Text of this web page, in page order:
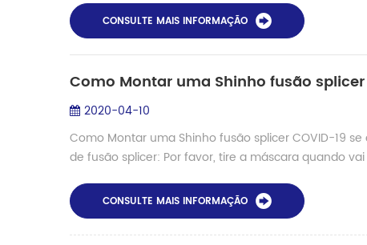
CONSULTE MAIS INFORMAÇÃO
Como Montar uma Shinho fusão splicer
2020-04-10
Como Montar uma Shinho fusão splicer COVID-19
de fusão splicer: Por favor, tire a máscara quando
CONSULTE MAIS INFORMAÇÃO